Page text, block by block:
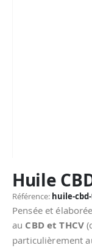
au
début
de
la
Galerie
d’images
Huile
Référence huile-
Pensée et
au CBD et THCV
particulièrement